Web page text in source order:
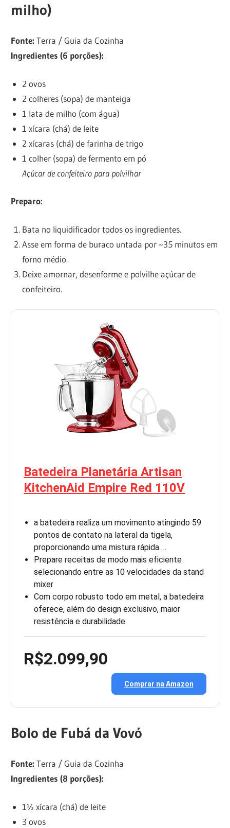
milho)
Fonte: Terra / Guia da Cozinha
Ingredientes (6 porções):
2 ovos
2 colheres (sopa) de manteiga
1 lata de milho (com água)
1 xícara (chá) de leite
2 xícaras (chá) de farinha de trigo
1 colher (sopa) de fermento em pó
Açúcar de confeiteiro para polvilhar
Preparo:
Bata no liquidificador todos os ingredientes.
Asse em forma de buraco untada por ~35 minutos em
forno médio.
Deixe amornar, desenforme e polvilhe açúcar de
confeiteiro.
Batedeira Planetária Artisan
KitchenAid Empire Red 110V
a batedeira realiza um movimento atingindo 59
pontos de contato na lateral da tigela,
proporcionando uma mistura rápida …
Prepare receitas de modo mais eficiente
selecionando entre as 10 velocidades da stand
mixer
Com corpo robusto todo em metal, a batedeira
oferece, além do design exclusivo, maior
resistência e durabilidade
R$2.099,90
Comprar na Amazon
Bolo de Fubá da Vovó
Fonte: Terra / Guia da Cozinha
Ingredientes (8 porções):
1½ xícara (chá) de leite
3 ovos